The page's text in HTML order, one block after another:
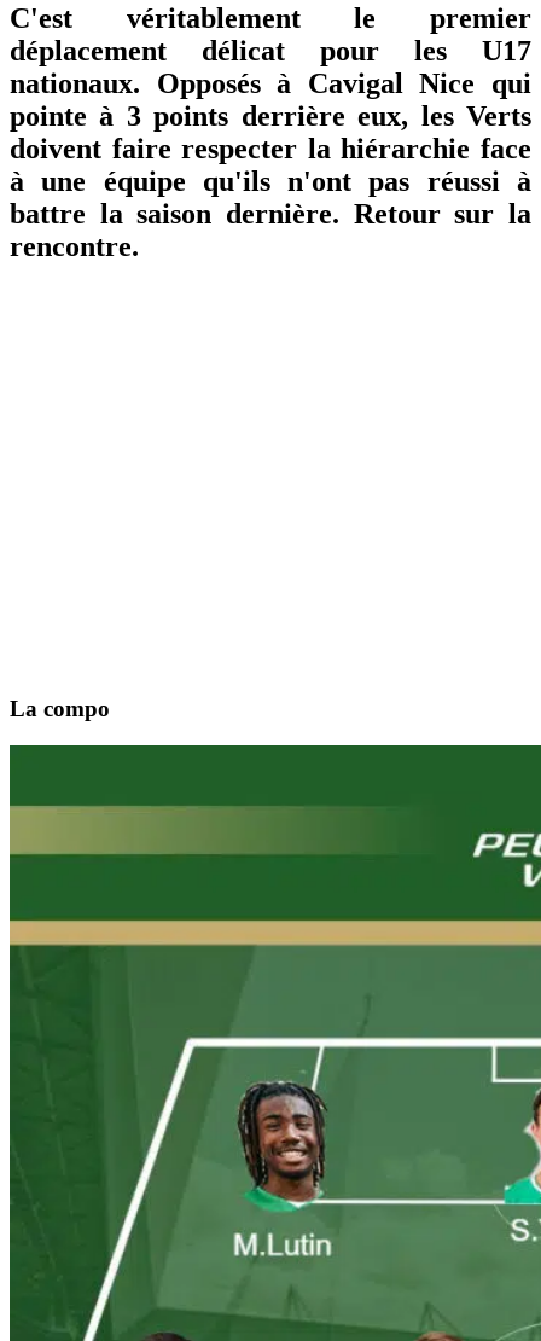
C'est véritablement le premier
déplacement délicat pour les U17
nationaux. Opposés à Cavigal Nice qui
pointe à 3 points derrière eux, les Verts
doivent faire respecter la hiérarchie face
à une équipe qu'ils n'ont pas réussi à
battre la saison dernière. Retour sur la
rencontre.
La compo